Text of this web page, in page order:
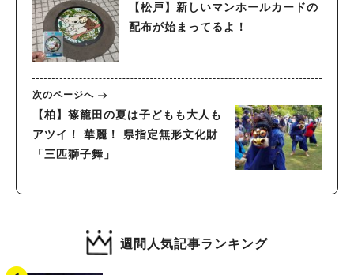
【松戸】新しいマンホールカードの
配布が始まってるよ！
次のページへ
【柏】篠籠田の夏は子どもも大人も
アツイ！ 華麗！ 県指定無形文化財
「三匹獅子舞」
週間人気記事ランキング
#イベント
#教えたい/こんなの見つけた